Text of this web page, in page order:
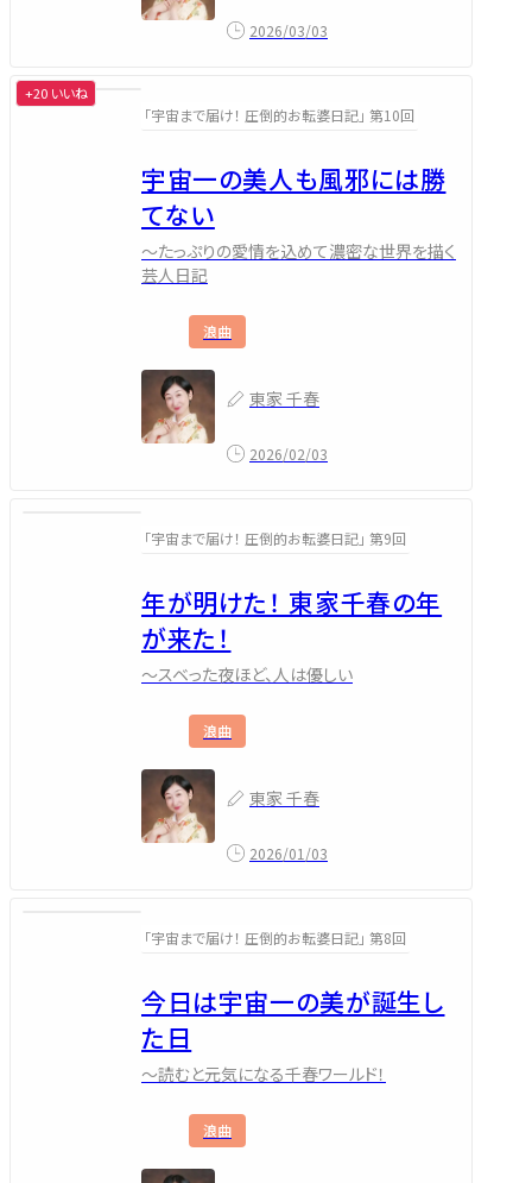
2026/03/03
「宇宙まで届け！ 圧倒的お転婆日記」 第10回
宇宙一の美人も風邪には勝
てない
～たっぷりの愛情を込めて濃密な世界を描く
芸人日記
浪曲
東家 千春
2026/02/03
+20 いいね
「宇宙まで届け！ 圧倒的お転婆日記」 第9回
年が明けた！ 東家千春の年
が来た！
～スベった夜ほど、人は優しい
浪曲
東家 千春
2026/01/03
「宇宙まで届け！ 圧倒的お転婆日記」 第8回
今日は宇宙一の美が誕生し
た日
～読むと元気になる千春ワールド！
浪曲